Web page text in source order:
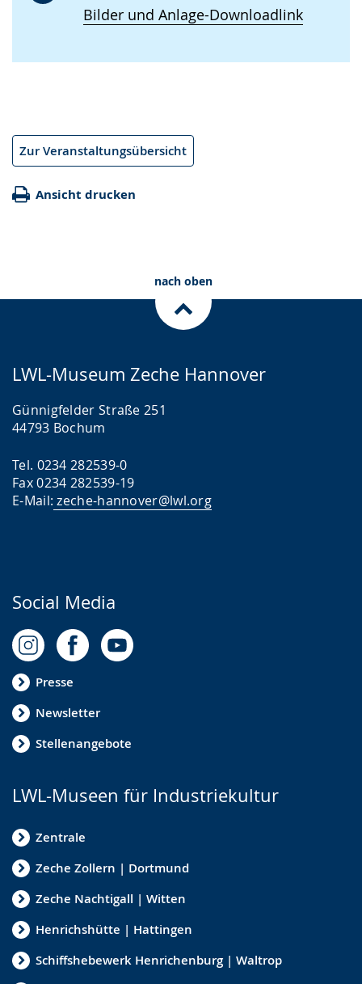
Bilder und Anlage-Downloadlink
Zur Veranstaltungsübersicht
Ansicht drucken
nach oben
LWL-Museum Zeche Hannover
Günnigfelder Straße 251
44793 Bochum
Tel. 0234 282539-0
Fax 0234 282539-19
E-Mail: zeche-hannover@lwl.org
Social Media
Presse
Newsletter
Stellenangebote
LWL-Museen für Industriekultur
Zentrale
Zeche Zollern | Dortmund
Zeche Nachtigall | Witten
Henrichshütte | Hattingen
Schiffshebewerk Henrichenburg | Waltrop